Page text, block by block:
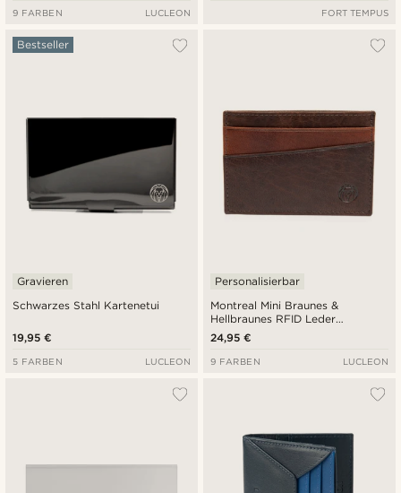
9 FARBEN LUCLEON FORT TEMPUS
Schwarzes Stahl Kartenetui
Bestseller
Gravieren
19,95 €
5 FARBEN LUCLEON
Montreal Mini Braunes &
Hellbraunes RFID Leder
Kartenetui
Personalisierbar
24,95 €
9 FARBEN LUCLEON